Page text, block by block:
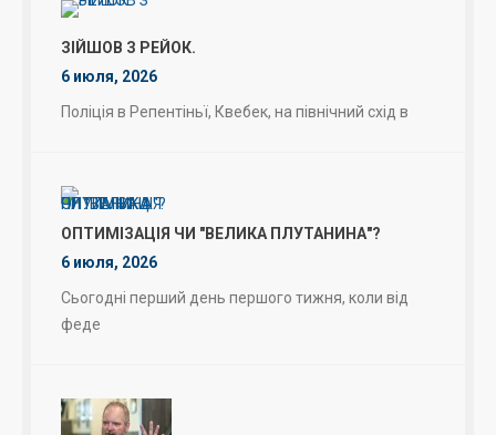
ЗІЙШОВ З РЕЙОК.
6 июля, 2026
Поліція в Репентіньї, Квебек, на північний схід в
ОПТИМІЗАЦІЯ ЧИ "ВЕЛИКА ПЛУТАНИНА"?
6 июля, 2026
Сьогодні перший день першого тижня, коли від
феде